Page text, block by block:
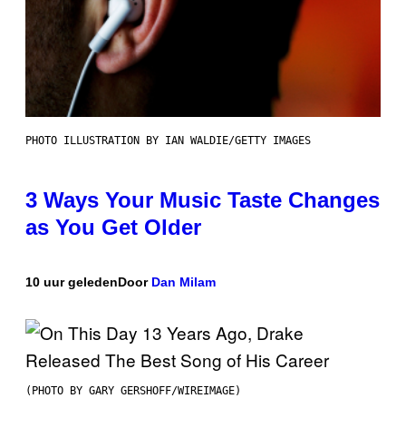
PHOTO ILLUSTRATION BY IAN WALDIE/GETTY IMAGES
3 Ways Your Music Taste Changes
as You Get Older
10 uur geledenDoor Dan Milam
(PHOTO BY GARY GERSHOFF/WIREIMAGE)